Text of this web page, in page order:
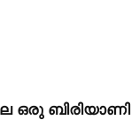
ഒരു ബിരിയാണി